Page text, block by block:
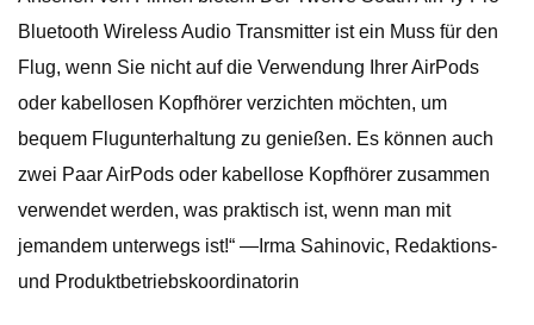
Bluetooth Wireless Audio Transmitter ist ein Muss für den
Flug, wenn Sie nicht auf die Verwendung Ihrer AirPods
oder kabellosen Kopfhörer verzichten möchten, um
bequem Flugunterhaltung zu genießen. Es können auch
zwei Paar AirPods oder kabellose Kopfhörer zusammen
verwendet werden, was praktisch ist, wenn man mit
jemandem unterwegs ist!“ —Irma Sahinovic, Redaktions-
und Produktbetriebskoordinatorin